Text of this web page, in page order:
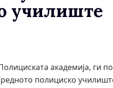
училиште
академија, ги
полициско